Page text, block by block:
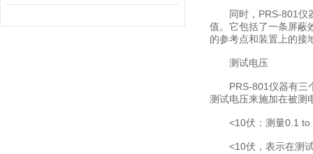
同时，PRS-801仪器
值。它包括了一条屏蔽
的参考点和装置上的接
测试电压
PRS-801仪器有三个
测试电压来施加在被测
<10伏：测量0.1 to
<10伏，表示在测试